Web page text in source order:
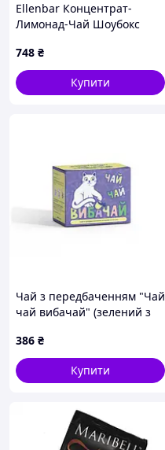
Ellenbar Концентрат-
Лимонад-Чай Шоубокс
748 ₴
Купити
Чай з передбаченням "Чай
чай вибачай" (зелений з
386 ₴
Купити